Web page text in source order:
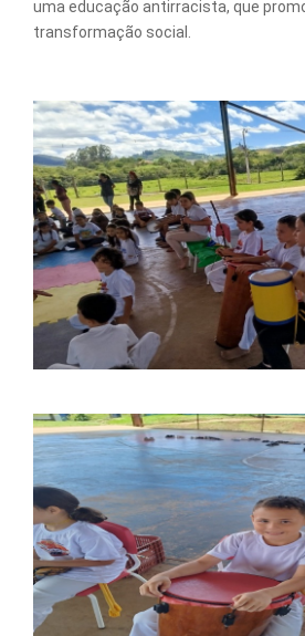
uma educação antirracista, que
transformação social.